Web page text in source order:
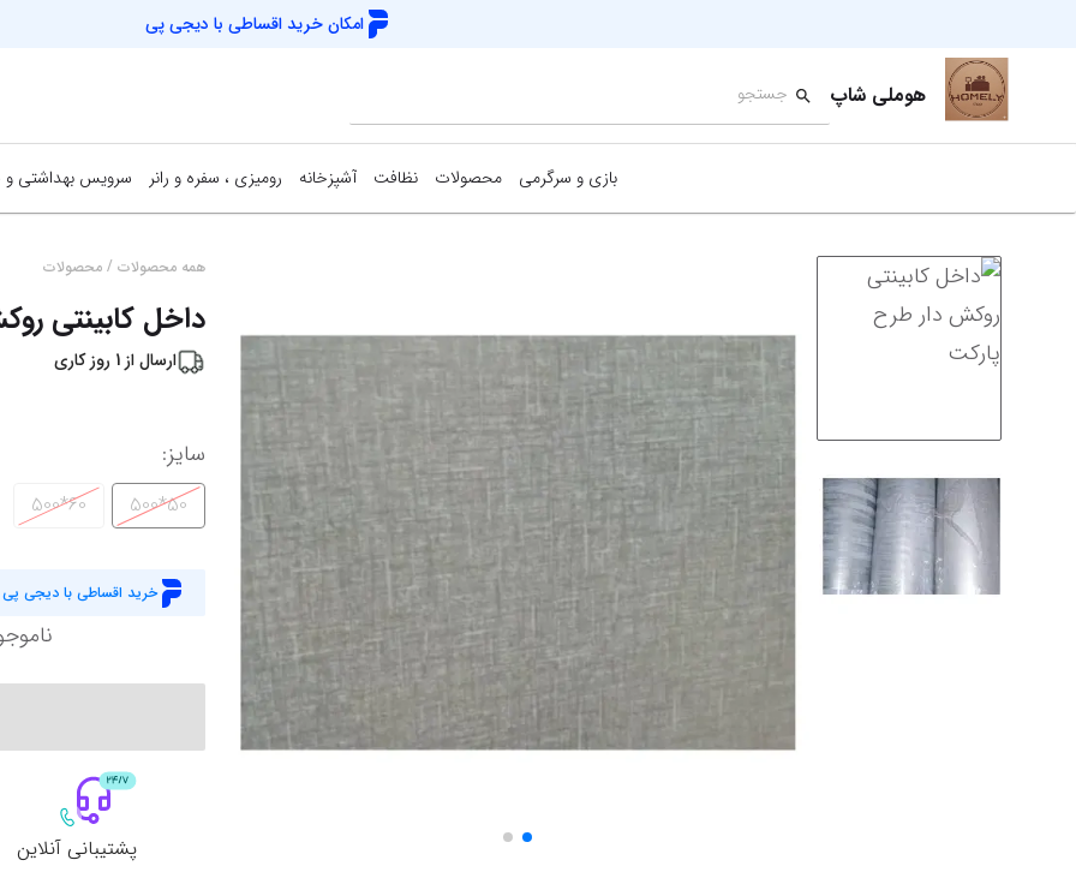
امکان خرید اقساطی با دیجی پی
هوملی شاپ
بازی و سرگرمی محصولات نظافت آشپزخانه رومیزی ، سفره و رانر سرویس بهداشتی و
همه محصولات / محصولات
داخل کابینتی
ارسال از 1 روز کاری
سایز:
50*500
60*500
خرید اقساطی با دیجی پی
پشتیبانی آنلاین